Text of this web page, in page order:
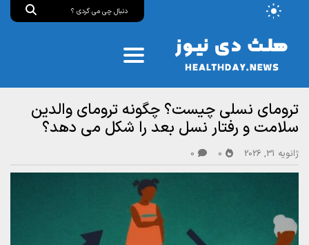
ترومای نسلی چیست؟ چگونه ترومای والدین
سلامت و رفتار نسل بعد را شکل می‌ دهد؟
ژانویه 31, 2026 0
0